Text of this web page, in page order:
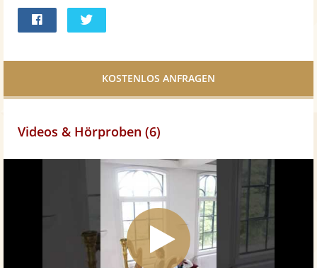
Facebook
Videos & Hörproben (6)